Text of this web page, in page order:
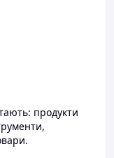
продукти